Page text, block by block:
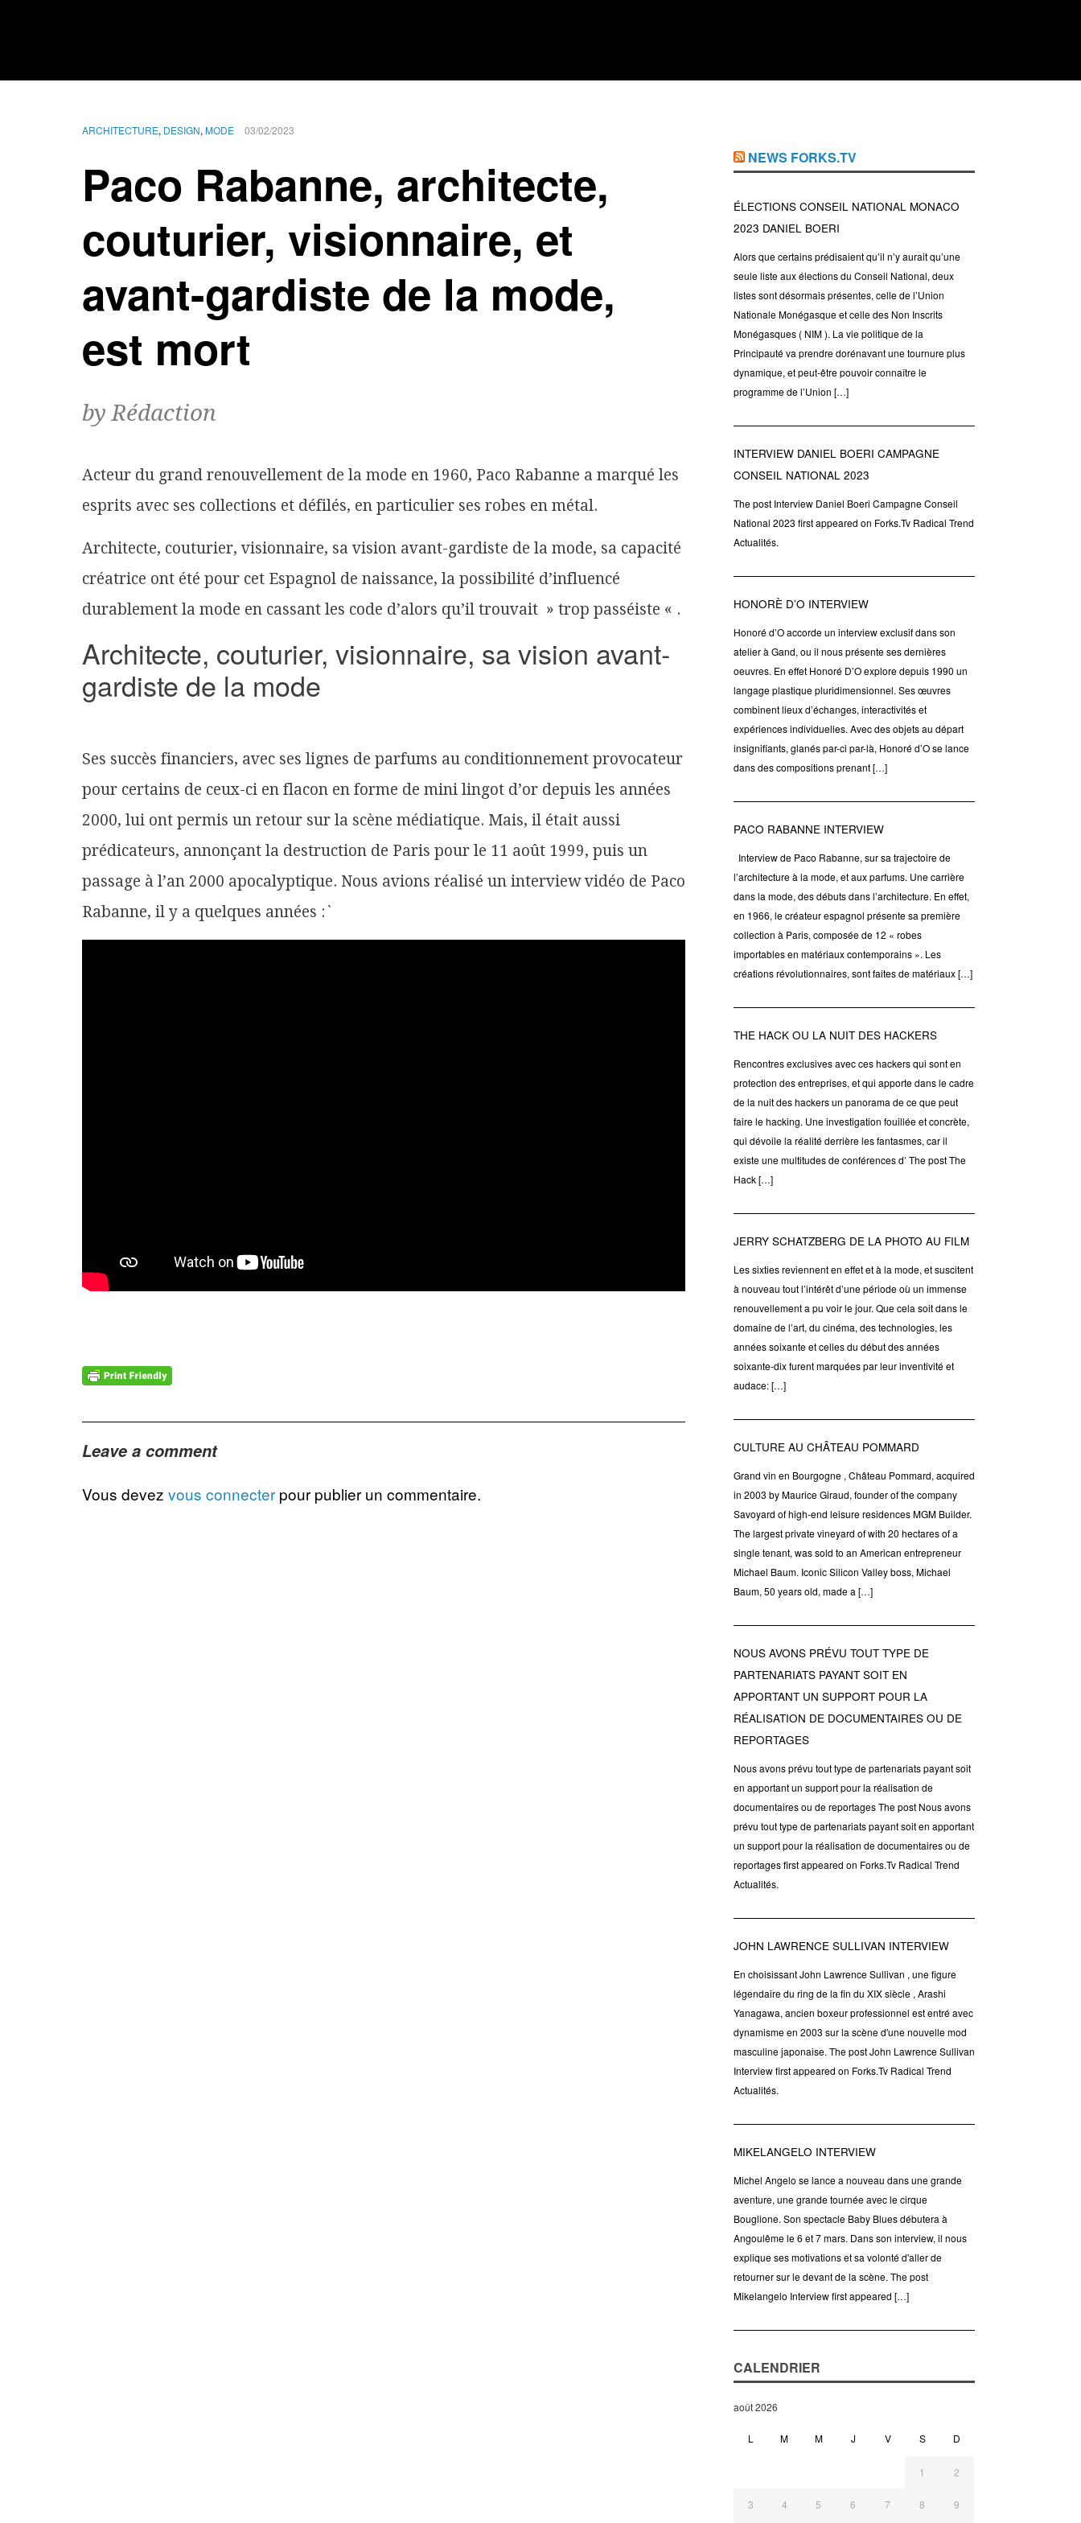
ARCHITECTURE, DESIGN, MODE 03/02/2023
Paco Rabanne, architecte,
couturier, visionnaire, et
avant-gardiste de la mode,
est mort
by Rédaction
Acteur du grand renouvellement de la mode en 1960, Paco Rabanne a marqué les
esprits avec ses collections et défilés, en particulier ses robes en métal.
Architecte, couturier, visionnaire, sa vision avant-gardiste de la mode, sa capacité
créatrice ont été pour cet Espagnol de naissance, la possibilité d’influencé
durablement la mode en cassant les code d’alors qu’il trouvait » trop passéiste « .
Architecte, couturier, visionnaire, sa vision avant-
gardiste de la mode
Ses succès financiers, avec ses lignes de parfums au conditionnement provocateur
pour certains de ceux-ci en flacon en forme de mini lingot d’or depuis les années
2000, lui ont permis un retour sur la scène médiatique. Mais, il était aussi
prédicateurs, annonçant la destruction de Paris pour le 11 août 1999, puis un
passage à l’an 2000 apocalyptique. Nous avions réalisé un interview vidéo de Paco
Rabanne, il y a quelques années :`
Leave a comment
Vous devez vous connecter pour publier un commentaire.
NEWS FORKS.TV
ÉLECTIONS CONSEIL NATIONAL MONACO
2023 DANIEL BOERI
Alors que certains prédisaient qu’il n’y aurait qu’une
seule liste aux élections du Conseil National, deux
listes sont désormais présentes, celle de l’Union
Nationale Monégasque et celle des Non Inscrits
Monégasques ( NIM ). La vie politique de la
Principauté va prendre dorénavant une tournure plus
dynamique, et peut-être pouvoir connaître le
programme de l’Union […]
INTERVIEW DANIEL BOERI CAMPAGNE
CONSEIL NATIONAL 2023
The post Interview Daniel Boeri Campagne Conseil
National 2023 first appeared on Forks.Tv Radical Trend
Actualités.
HONORÈ D’O INTERVIEW
Honoré d’O accorde un interview exclusif dans son
atelier à Gand, ou il nous présente ses dernières
oeuvres. En effet Honoré D’O explore depuis 1990 un
langage plastique pluridimensionnel. Ses œuvres
combinent lieux d’échanges, interactivités et
expériences individuelles. Avec des objets au départ
insignifiants, glanés par-ci par-là, Honoré d’O se lance
dans des compositions prenant […]
PACO RABANNE INTERVIEW
Interview de Paco Rabanne, sur sa trajectoire de
l’architecture à la mode, et aux parfums. Une carrière
dans la mode, des débuts dans l’architecture. En effet,
en 1966, le créateur espagnol présente sa première
collection à Paris, composée de 12 « robes
importables en matériaux contemporains ». Les
créations révolutionnaires, sont faites de matériaux […]
THE HACK OU LA NUIT DES HACKERS
Rencontres exclusives avec ces hackers qui sont en
protection des entreprises, et qui apporte dans le cadre
de la nuit des hackers un panorama de ce que peut
faire le hacking. Une investigation fouillée et concrète,
qui dévoile la réalité derrière les fantasmes, car il
existe une multitudes de conférences d’ The post The
Hack […]
JERRY SCHATZBERG DE LA PHOTO AU FILM
Les sixties reviennent en effet et à la mode, et suscitent
à nouveau tout l’intérêt d’une période où un immense
renouvellement a pu voir le jour. Que cela soit dans le
domaine de l’art, du cinéma, des technologies, les
années soixante et celles du début des années
soixante-dix furent marquées par leur inventivité et
audace: […]
CULTURE AU CHÂTEAU POMMARD
Grand vin en Bourgogne , Château Pommard, acquired
in 2003 by Maurice Giraud, founder of the company
Savoyard of high-end leisure residences MGM Builder.
The largest private vineyard of with 20 hectares of a
single tenant, was sold to an American entrepreneur
Michael Baum. Iconic Silicon Valley boss, Michael
Baum, 50 years old, made a […]
NOUS AVONS PRÉVU TOUT TYPE DE
PARTENARIATS PAYANT SOIT EN
APPORTANT UN SUPPORT POUR LA
RÉALISATION DE DOCUMENTAIRES OU DE
REPORTAGES
Nous avons prévu tout type de partenariats payant soit
en apportant un support pour la réalisation de
documentaires ou de reportages The post Nous avons
prévu tout type de partenariats payant soit en apportant
un support pour la réalisation de documentaires ou de
reportages first appeared on Forks.Tv Radical Trend
Actualités.
JOHN LAWRENCE SULLIVAN INTERVIEW
En choisissant John Lawrence Sullivan , une figure
légendaire du ring de la fin du XIX siècle , Arashi
Yanagawa, ancien boxeur professionnel est entré avec
dynamisme en 2003 sur la scène d'une nouvelle mod
masculine japonaise. The post John Lawrence Sullivan
Interview first appeared on Forks.Tv Radical Trend
Actualités.
MIKELANGELO INTERVIEW
Michel Angelo se lance a nouveau dans une grande
aventure, une grande tournée avec le cirque
Bouglione. Son spectacle Baby Blues débutera à
Angoulême le 6 et 7 mars. Dans son interview, il nous
explique ses motivations et sa volonté d'aller de
retourner sur le devant de la scène. The post
Mikelangelo Interview first appeared […]
CALENDRIER
août 2026
L M M J V S D
1 2
3 4 5 6 7 8 9